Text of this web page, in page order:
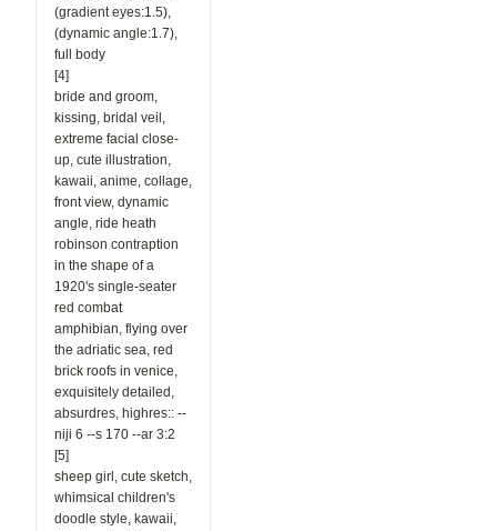
(gradient eyes:1.5),
(dynamic angle:1.7),
full body
[4]
bride and groom,
kissing, bridal veil,
extreme facial close-
up, cute illustration,
kawaii, anime, collage,
front view, dynamic
angle, ride heath
robinson contraption
in the shape of a
1920's single-seater
red combat
amphibian, flying over
the adriatic sea, red
brick roofs in venice,
exquisitely detailed,
absurdres, highres:: --
niji 6 --s 170 --ar 3:2
[5]
sheep girl, cute sketch,
whimsical children's
doodle style, kawaii,